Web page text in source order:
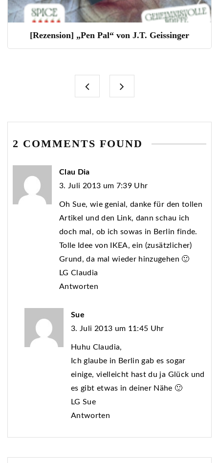
[Rezension] „Pen Pal“ von J.T. Geissinger
2 COMMENTS FOUND
Clau Dia
3. Juli 2013 um 7:39 Uhr
Oh Sue, wie genial, danke für den tollen
Artikel und den Link, dann schau ich
doch mal, ob ich sowas in Berlin finde.
Tolle Idee von IKEA, ein (zusätzlicher)
Grund, da mal wieder hinzugehen 🙂
LG Claudia
Antworten
Sue
3. Juli 2013 um 11:45 Uhr
Huhu Claudia,
Ich glaube in Berlin gab es sogar
einige, vielleicht hast du ja Glück und
es gibt etwas in deiner Nähe 🙂
LG Sue
Antworten